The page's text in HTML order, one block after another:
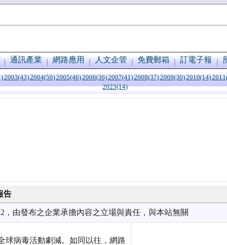
通訊產業 網路應用 人文企管 免費郵箱 訂電子報
2003(43)2004(50)2005(46)2006(36)2007(41)2008(37)2009(30)2010(14)
2023(14)
告
，由發布之企業承擔內容之立場與責任，與本站無關
球病毒活動劇減。如同以往，網路